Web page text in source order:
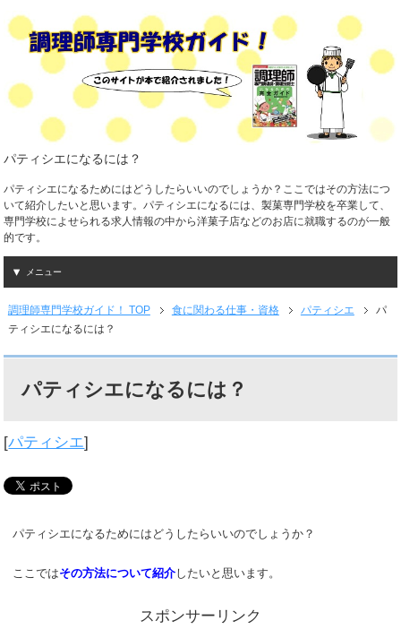
パティシエになるには？
パティシエになるためにはどうしたらいいのでしょうか？ここではその方法につ
いて紹介したいと思います。パティシエになるには、製菓専門学校を卒業して、
専門学校によせられる求人情報の中から洋菓子店などのお店に就職するのが一般
的です。
メニュー
調理師専門学校ガイド！ TOP 食に関わる仕事・資格 パティシエ
パ
ティシエになるには？
パティシエになるには？
[パティシエ]
パティシエになるためにはどうしたらいいのでしょうか？
ここではその方法について紹介したいと思います。
スポンサーリンク